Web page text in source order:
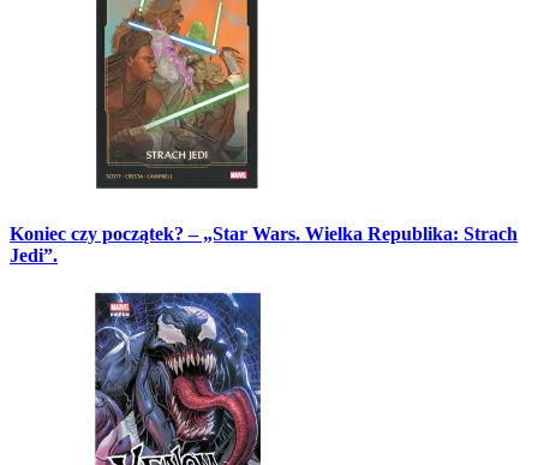
Koniec czy początek? – „Star Wars. Wielka Republika: Strach
Jedi”.